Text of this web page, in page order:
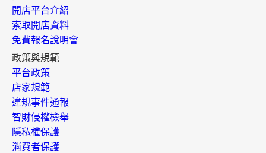
開店平台介紹
索取開店資料
免費報名說明會
政策與規範
平台政策
店家規範
違規事件通報
智財侵權檢舉
隱私權保護
消費者保護